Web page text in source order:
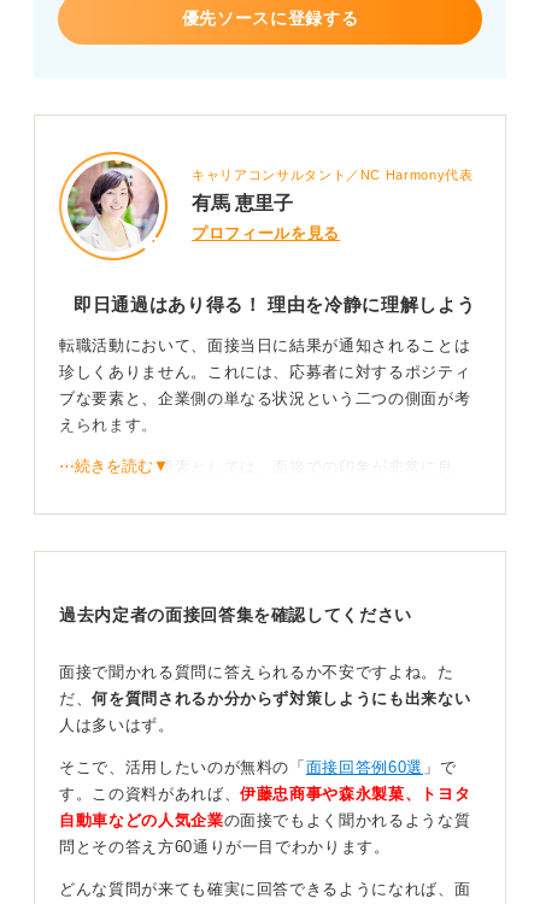
優先ソースに登録する
キャリアコンサルタント／NC Harmony代表
有馬 恵里子
プロフィールを見る
即日通過はあり得る！ 理由を冷静に理解しよう
転職活動において、面接当日に結果が通知されることは
珍しくありません。これには、応募者に対するポジティ
ブな要素と、企業側の単なる状況という二つの側面が考
えられます。
ポジティブな要素としては、面接での印象が非常に良
を確保したい」という意図で連絡を早めるケースです。
焦りは禁物！ 自分のペースで決断することを意識し
よう
一方で、単なる状況としては、企業が取引のあるエージ
ェントへの心証を良くするために翌日までに結果を出す
に決定権があるため、プロセスが早いという場合も挙げ
⋯続きを読む▼
過去内定者の面接回答集を確認してください
面接で聞かれる質問に答えられるか不安ですよね。た
だ、何を質問されるか分からず対策しようにも出来ない
人は多いはず。
そこで、活用したいのが無料の「 面接回答例60選 」で
す。この資料があれば、伊藤忠商事や森永製菓、トヨタ
自動車などの人気企業の面接でもよく聞かれるような質
問とその答え方60通りが一目でわかります。
どんな質問が来ても確実に回答できるようになれば、面